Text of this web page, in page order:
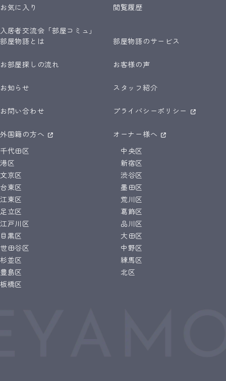
お気に入り 閲覧履歴
入居者交流会「部屋コミュ」
部屋物語とは
部屋物語のサービス
お部屋探しの流れ お客様の声
お知らせ スタッフ紹介
お問い合わせ プライバシーポリシー
外国籍の方へ
オーナー様へ
千代田区
中央区
港区
新宿区
文京区
渋谷区
台東区
墨田区
江東区
荒川区
足立区
葛飾区
江戸川区
品川区
目黒区
大田区
世田谷区
中野区
杉並区
練馬区
豊島区
北区
板橋区